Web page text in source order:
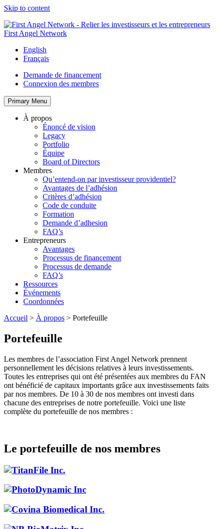
Skip to content
First Angel Network
English
Français
Demande de financement
Connexion des membres
Primary Menu
À propos
Énoncé de vision
Legacy
Portfolio
Équipe
Board of Directors
Membres
Qu’entend-on par investisseur providentiel?
Avantages de l’adhésion
Critères d’adhésion
Code de conduite
Formation
Demande d’adhesion
FAQ’s
Entrepreneurs
Avantages
Processus de financement
Processus de demande
FAQ’s
Ressources
Événements
Coordonnées
Accueil > À propos > Portefeuille
Portefeuille
Les membres de l’association First Angel Network prennent
personnellement les décisions relatives à leurs investissements.
Toutes les entreprises qui ont été présentées aux membres du FAN
ont bénéficié de capitaux importants grâce aux investissements faits
par nos membres. De 10 à 30 de nos membres ont investi dans
chacune des entreprises de notre portefeuille. Voici une liste
complète du portefeuille de nos membres :
Le portefeuille de nos membres